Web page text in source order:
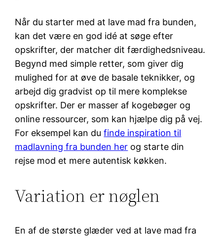
Når du starter med at lave mad fra bunden,
kan det være en god idé at søge efter
opskrifter, der matcher dit færdighedsniveau.
Begynd med simple retter, som giver dig
mulighed for at øve de basale teknikker, og
arbejd dig gradvist op til mere komplekse
opskrifter. Der er masser af kogebøger og
online ressourcer, som kan hjælpe dig på vej.
For eksempel kan dufinde inspiration til
madlavning fra bunden her og starte din
rejse mod et mere autentisk køkken.
Variation er nøglen
En af de største glæder ved at lave mad fra